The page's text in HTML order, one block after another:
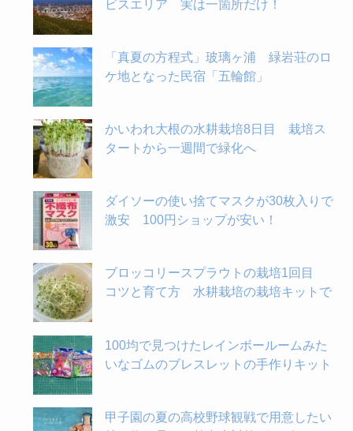
ビスエリア 実は一箇所だけ！
「真夏の方程式」玻璃ヶ浦 緑岩荘のロ
ケ地となった民宿「五輪館」
かいわれ大根の水耕栽培8日目 栽培ス
タートから一週間で緑化へ
ダイソーの使い捨てマスクが30枚入りで
激安 100円ショップが安い！
ブロッコリースプラウトの栽培1回目
コツと育て方 水耕栽培の栽培キットで
100均で見つけたレインボールームみた
いなゴムのブレスレットの手作りキット
甲子園の夏の高校野球観戦で用意したい